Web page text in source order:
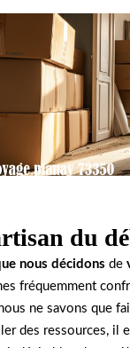
du
nous décidons de
fréquemment
ne savons que
des ressources, il